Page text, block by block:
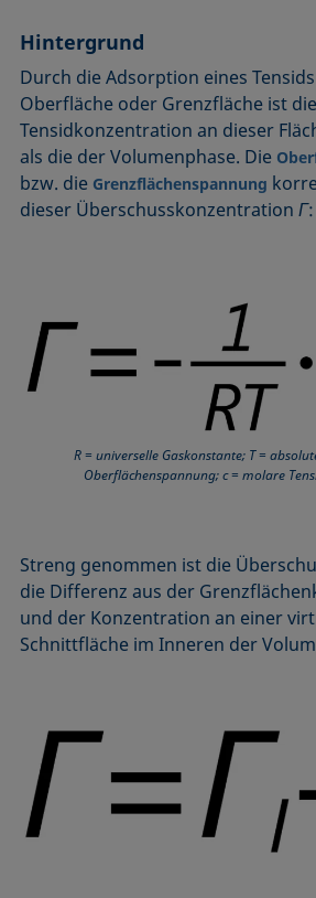
Benetzte Länge
Benetzung
Blasendruck-Tensiometer
Captive Bubble Methode
Constrained Sessile Drop
Diffusionskoeffizient
Dynamische Oberflächenspannung
Dynamischer Kontaktwinkel
Emulsion
Equation of state
Extended-Fowkes method
Kohäsionsarbeit
Kontaktwinkel
Kreismethode
Kritische Mizellkonzentration (CMC)
Tensidkonzentration
Kritische Oberflächenspannung
Lotuseffekt
Meniskus-Methode
Methode nach Oss und Good
Methode nach Owens, Wendt, Rabel
Methode nach Wu
Mizelle
Netzmittel
Oberflächenaktiv
Schaum
Schaumbildner
Spinning-Drop-Tensiometer
Spreiten
Spreitkoeffizient, Spreitparameter
Stabmethode
Stood-up Drop
Hintergrund
Durch die Adsorption eines
Oberfläche oder Grenzfläche ist die
Tensidkonzentration an dieser
als die der Volumenphase. Die
bzw. die Grenzflächenspannung
dieser ÜberschusskonzentrationΓ:
R = universelle Gaskonstante; T =
Oberflächenspannung; c = molare
Streng genommen ist die
die Differenz aus der
und der Konzentration an einer
Schnittfläche im Inneren der